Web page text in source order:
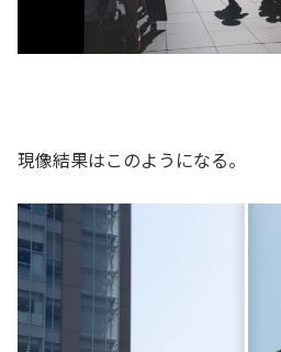
現像結果はこのようになる。